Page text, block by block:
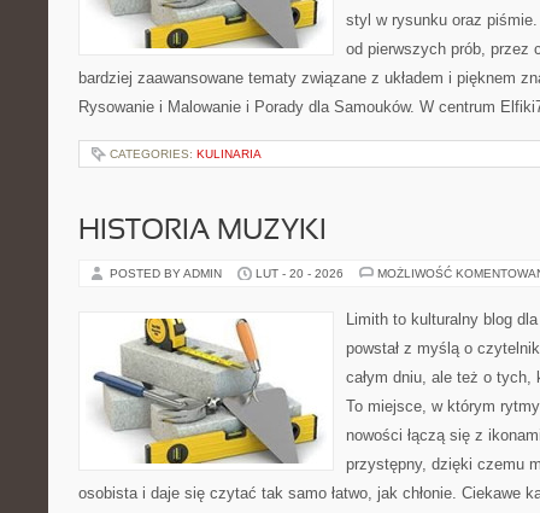
styl w rysunku oraz
od pierwszych prób, przez
bardziej zaawansowane tematy związane z układem i pięknem
Rysowanie i Malowanie i Porady dla Samouków. W centrum
CATEGORIES: KULINARIA
HISTORIA MUZYKI
POSTED BY ADMIN LUT - 20 - 2026 MOŻLIWOŚĆ
Limith to kulturalny blog
powstał z myślą o
całym dniu, ale też o
To miejsce, w którym
nowości łączą się z
przystępny, dzięki czemu
osobista i daje się czytać tak samo łatwo, jak chłonie. Ciekawe